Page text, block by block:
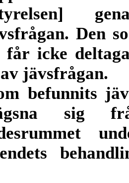
Den
får icke
jävsfrågan.
befunnits
sig